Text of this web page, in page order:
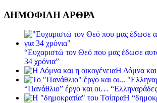
ΔΗΜΟΦΙΛΗ ΑΡΘΡΑ
“Ευχαριστώ τον Θεό που μας έδωσε
34 χρόνια”
Η Δόμνα και
“Πανάθλιο” έργο και οι…
Η